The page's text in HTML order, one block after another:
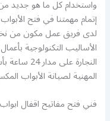
واستخدام كل ما هو جديد
إتمام مهمتنا في فتح
لدى فريق عمل مكون من
الأساليب التكنولوجية
النجارة
المهنية لصيانة الأبواب
فني فتح مفاتيح اقفال